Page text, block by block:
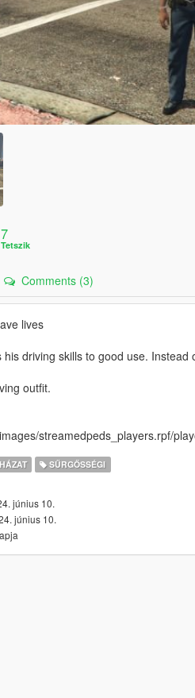
7
Tetszik
Comments (3)
lives
his driving skills to good use.
outfit.
streamedpeds_players.rpf/
SŰRGŐSSÉGI
június 10.
június 10.